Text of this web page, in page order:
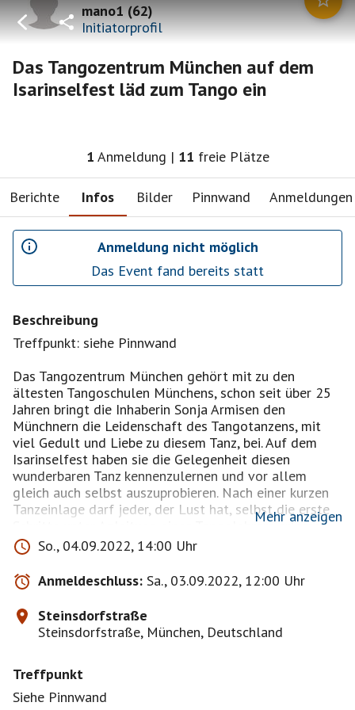
mano1(62)
Initiatorprofil
Das Tangozentrum München auf dem
Isarinselfest läd zum Tango ein
1 Anmeldung | 11 freie Plätze
Berichte Infos Bilder Pinnwand Anmeldungen
Anmeldung nicht möglich
Das Event fand bereits statt
Beschreibung
Treffpunkt: siehe Pinnwand
Das Tangozentrum München gehört mit zu den
ältesten Tangoschulen Münchens, schon seit über 25
Jahren bringt die Inhaberin Sonja Armisen den
Münchnern die Leidenschaft des Tangotanzens, mit
viel Gedult und Liebe zu diesem Tanz, bei. Auf dem
Isarinselfest haben sie die Gelegenheit diesen
wunderbaren Tanz kennenzulernen und vor allem
gleich auch selbst auszuprobieren. Nach einer kurzen
Tanzeinlage darf jeder, der Lust hat, selbst die erste
Schritte unter Anleitung eines Tangolehrers erlernen
und dabei vielleicht seine neue Leidenschaft
entdecken. Und für alle die bei der Schnupperstunde
mitmachen, gibt es einen speziellen Isarfestrabatt von
50 % auf den ersten 5-Wochen Tangokurs für
Anfänger.
Sonntag 14:00 Uhr - Arabella-Bühne
Hinweis:.
Haftungsfreistellung: Dieses hier vorgeschlagene
Mehr anzeigen
So., 04.09.2022, 14:00 Uhr
Anmeldeschluss: Sa., 03.09.2022, 12:00 Uhr
Steinsdorfstraße
Steinsdorfstraße, München, Deutschland
Treffpunkt
Siehe Pinnwand